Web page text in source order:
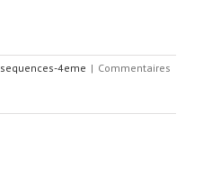
sequences-4eme | Commentaires